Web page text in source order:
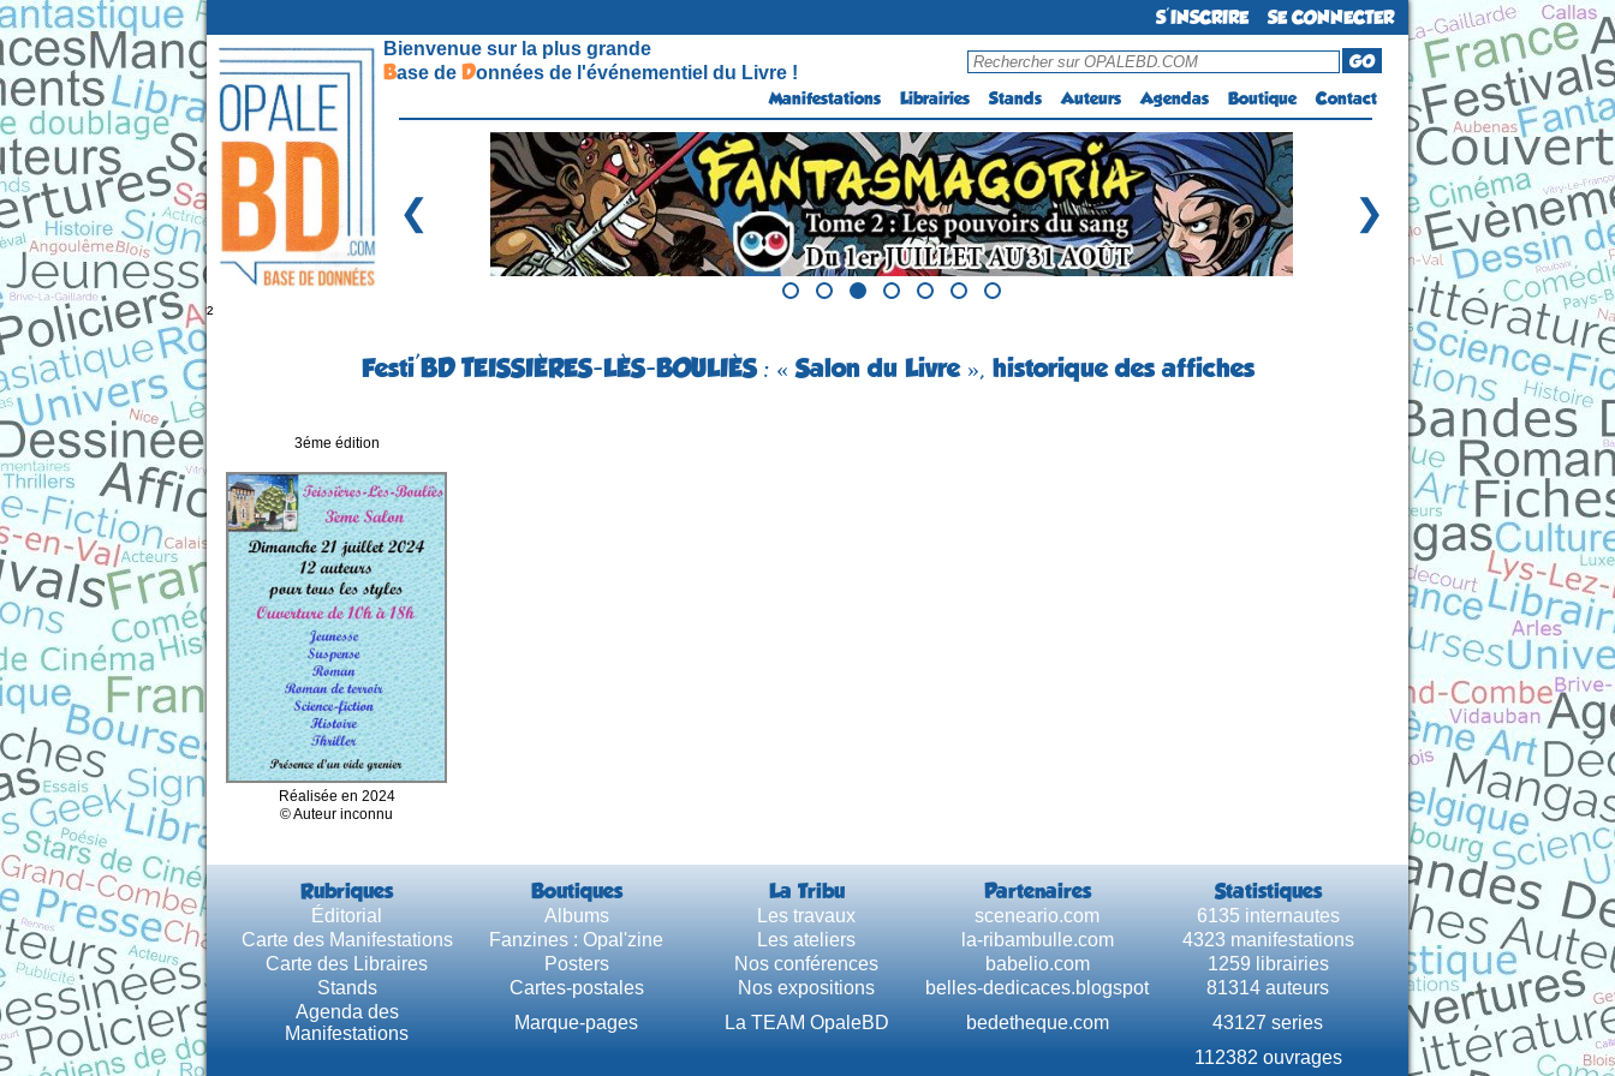
S'INSCRIRE
SE CONNECTER
Bienvenue sur la plus grande
Base de Données de l'événementiel du Livre !
GO
Manifestations
Librairies Stands Auteurs Agendas Boutique Contact
❮ ❯
²
Festi'BD TEISSIÈRES-LÈS-BOULIÈS : « Salon du Livre », historique des affiches
3éme édition
Réalisée en 2024
© Auteur inconnu
Rubriques Boutiques La Tribu Partenaires Statistiques
Éditorial Albums Les travaux sceneario.com
6135 internautes
Carte des Manifestations
Fanzines : Opal'zine Les ateliers la-ribambulle.com
4323 manifestations
Carte des Libraires
Posters Nos conférences babelio.com
1259 librairies
Stands
Cartes-postales Nos expositions belles-dedicaces.blogspot
81314 auteurs
Agenda des
Manifestations
Marque-pages La TEAM OpaleBD bedetheque.com
43127 series
112382 ouvrages